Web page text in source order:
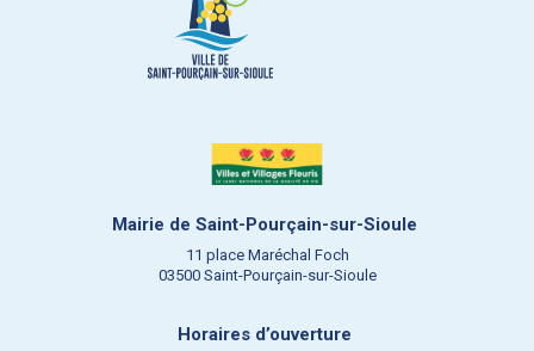
Mairie de Saint-Pourçain-sur-Sioule
11 place Maréchal Foch
03500 Saint-Pourçain-sur-Sioule
Horaires d’ouverture